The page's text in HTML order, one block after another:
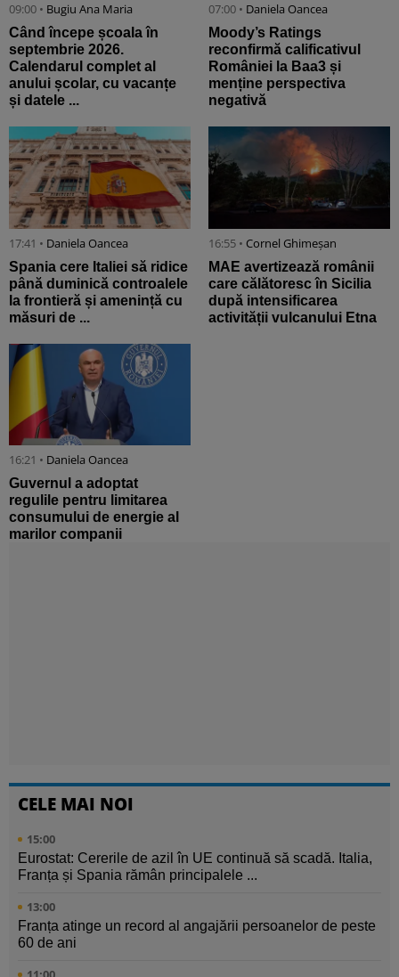
09:00 • Bugiu ⁠Ana Maria
Când începe școala în
septembrie 2026.
Calendarul complet al
anului școlar, cu vacanțe
și datele ...
07:00 • Daniela Oancea
Moody’s Ratings
reconfirmă calificativul
României la Baa3 și
menține perspectiva
negativă
17:41 • Daniela Oancea
Spania cere Italiei să ridice
până duminică controalele
la frontieră și amenință cu
măsuri de ...
16:55 • Cornel Ghimeșan
MAE avertizează românii
care călătoresc în Sicilia
după intensificarea
activității vulcanului Etna
16:21 • Daniela Oancea
Guvernul a adoptat
regulile pentru limitarea
consumului de energie al
marilor companii
CELE MAI NOI
15:00
Eurostat: Cererile de azil în UE continuă să scadă. Italia,
Franța și Spania rămân principalele ...
13:00
Franța atinge un record al angajării persoanelor de peste
60 de ani